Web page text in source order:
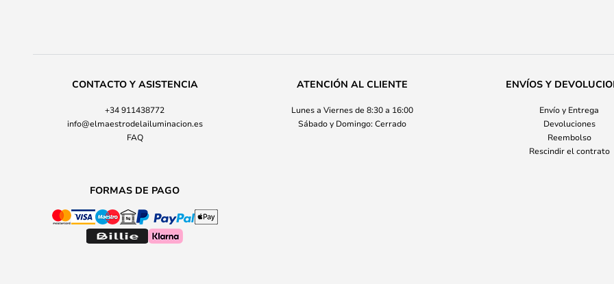
CONTACTO Y ASISTENCIA
+34 911438772
info@elmaestrodelailuminacion.es
FAQ
ATENCIÓN AL CLIENTE
Lunes a Viernes de 8:30 a 16:00
Sábado y Domingo: Cerrado
ENVÍOS Y
Envío y Entrega
Devoluciones
Reembolso
Rescindir el contrato
FORMAS DE PAGO